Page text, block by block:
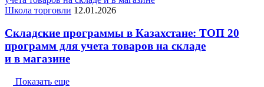
Школа торговли 12.01.2026
Складские программы в Казахстане: ТОП 20
программ для учета товаров на складе
и в магазине
Показать еще